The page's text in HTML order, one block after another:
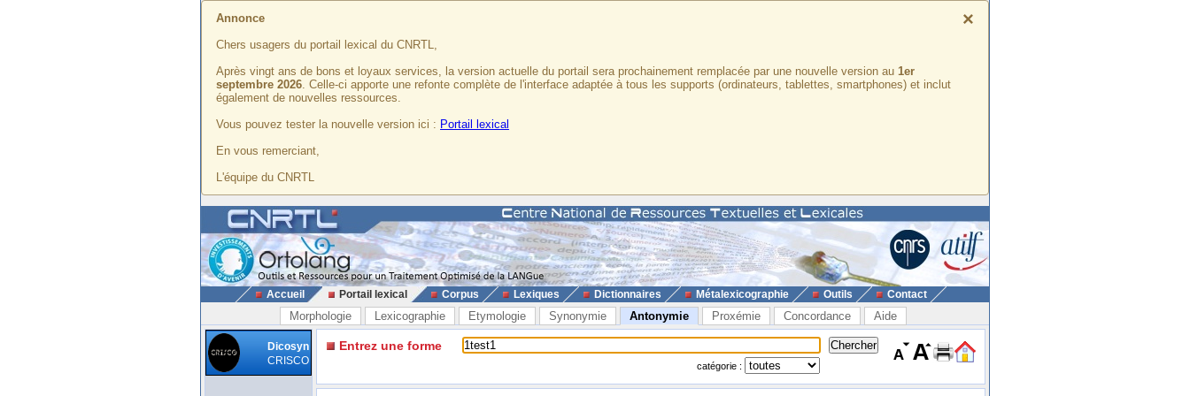
×
Annonce
Chers usagers du portail lexical du CNRTL,
Après vingt ans de bons et loyaux services, la version actuelle du portail sera prochainement remplacée par une nouvelle version au 1er
septembre 2026. Celle-ci apporte une refonte complète de l'interface adaptée à tous les supports (ordinateurs, tablettes, smartphones) et inclut
également de nouvelles ressources.
Vous pouvez tester la nouvelle version ici : Portail lexical
En vous remerciant,
L'équipe du CNRTL
Accueil Portail lexical Corpus Lexiques Dictionnaires Métalexicographie Outils Contact
Morphologie Lexicographie Etymologie Synonymie Antonymie Proxémie Concordance Aide
Dicosyn
CRISCO
Entrez une forme
catégorie :